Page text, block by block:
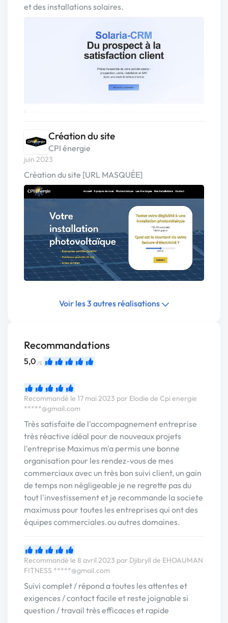
et des installations solaires.
Création du site
CPI énergie
juin 2023
Création du site [URL MASQUÉE]
Voir les 3 autres réalisations
Recommandations
5,0 /5
Recommandé le 17 mai 2023 par Elodie de Cpi energie
*****@gmail.com
Très satisfaite de l'accompagnement entreprise
très réactive idéal pour de nouveaux projets
l'entreprise Maximus m'a permis une bonne
organisation pour les rendez-vous de mes
commerciaux avec un très bon suivi client, un gain
de temps non négligeable je ne regrette pas du
tout l'investissement et je recommande la societe
maximuss pour toutes les entreprises qui ont des
équipes commerciales.ou autres domaines.
Recommandé le 8 avril 2023 par Djibryll de EHOAUMAN
FITNESS *****@gmail.com
Suivi complet / répond a toutes les attentes et
exigences / contact facile et reste joignable si
question / travail très efficaces et rapide